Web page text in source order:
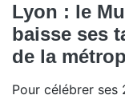
Lyon : le
baisse ses
de la
Pour célébrer ses